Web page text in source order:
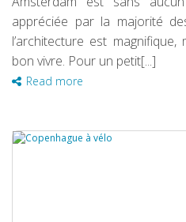
appréciée par la majorité
l’architecture est
bon vivre. Pour un petit[...]
Read more